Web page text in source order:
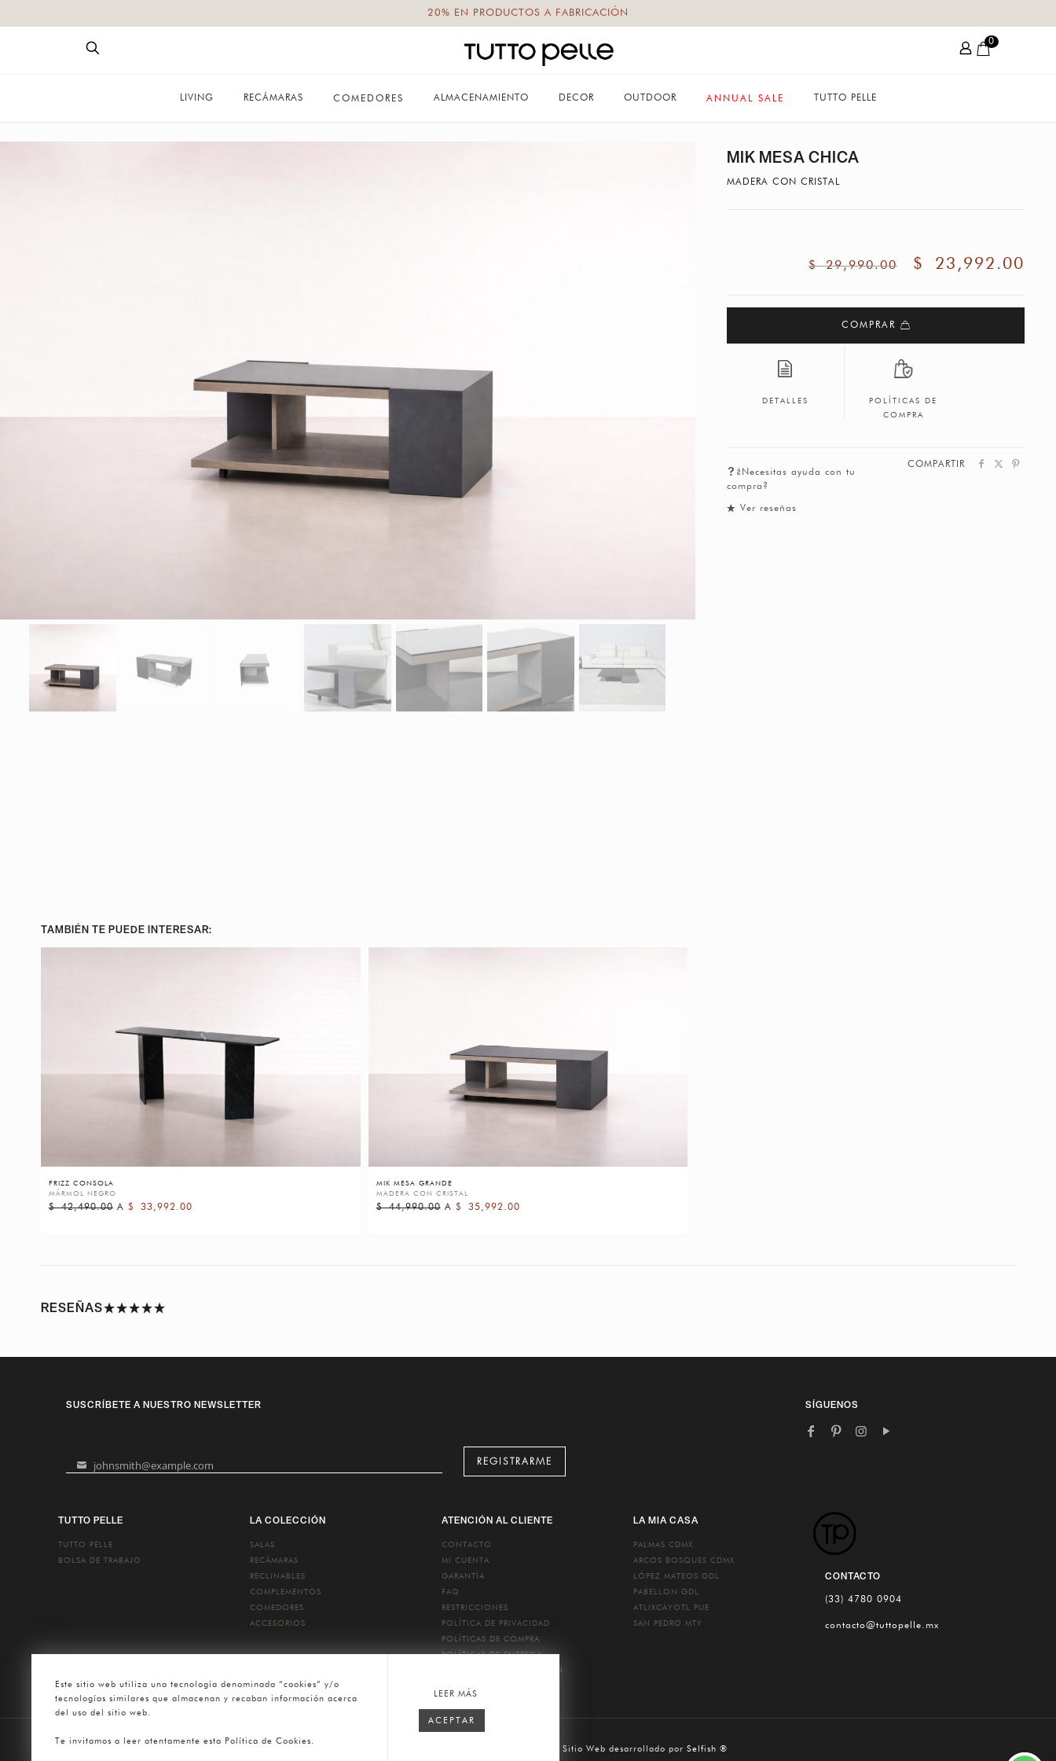
20% EN PRODUCTOS A FABRICACIÓN
0
LIVING RECÁMARAS COMEDORES ALMACENAMIENTO DECOR OUTDOOR ANNUAL SALE TUTTO PELLE
MIK MESA CHICA
MADERA CON CRISTAL
$29,990.00 $ 23,992.00
COMPRAR
DETALLES
POLÍTICAS DE
COMPRA
¿Necesitas ayuda con tu
compra?
Ver reseñas
COMPARTIR
TAMBIÉN TE PUEDE INTERESAR:
FRIZZ CONSOLA
MÁRMOL NEGRO
$42,490.00 A $ 33,992.00
MIK MESA GRANDE
MADERA CON CRISTAL
$44,990.00A $ 35,992.00
RESEÑAS
SUSCRÍBETE A NUESTRO NEWSLETTER
Your johnsmith@example.com REGISTRARME
SÍGUENOS
TUTTO PELLE
TUTTO PELLE
BOLSA DE TRABAJO
LA COLECCIÓN
SALAS
RECÁMARAS
RECLINABLES
COMPLEMENTOS
COMEDORES
ACCESORIOS
ATENCIÓN AL CLIENTE
CONTACTO
MI CUENTA
GARANTÍA
FAQ
RESTRICCIONES
POLÍTICA DE PRIVACIDAD
POLÍTICAS DE COMPRA
POLÍTICAS DE ENTREGA
POLÍTICAS DE DEVOLUCIÓN
LA MIA CASA
PALMAS CDMX
ARCOS BOSQUES CDMX
LÓPEZ MATEOS GDL
PABELLON GDL
ATLIXCÁYOTL
PUE
SAN PEDRO MTY
CONTACTO
(33) 4780 0904
contacto@tuttopelle.mx
2026 © Todos los Derechos Reservados. Sitio Web desarrollado por Selfish ®
Este sitio web utiliza una tecnología denominada “cookies” y/o
tecnologías similares que almacenan y recaban información acerca
del uso del sitio web.
Te invitamos a leer atentamente esta Política de Cookies.
LEER MÁS
ACEPTAR